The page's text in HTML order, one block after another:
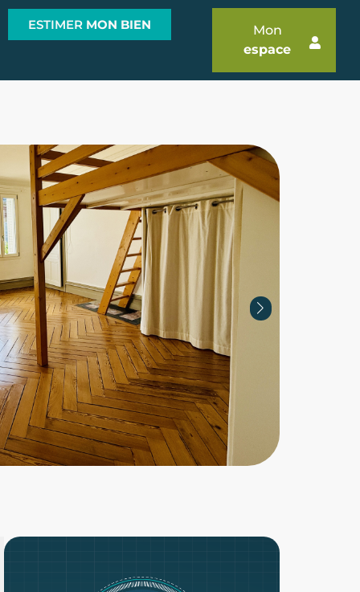
ESTIMER MON BIEN
Mon
espace